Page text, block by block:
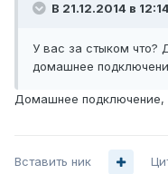
В 21.12.2014 в
У вас за стыком что?
домашнее
Домашнее подключение,
Вставить ник